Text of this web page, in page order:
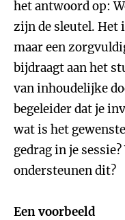
het antwoord op:
zijn de sleutel. Het
maar een
bijdraagt aan het
van inhoudelijke
begeleider dat je
wat is het
gedrag in je
ondersteunen dit?
Een voorbeeld